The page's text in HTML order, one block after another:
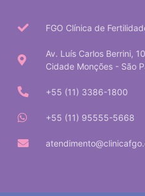
FGO Clínica de
Av. Luís Carlos Berrini,
Cidade Monções - São
+55 (11) 3386-1800
+55 (11) 95555-5668